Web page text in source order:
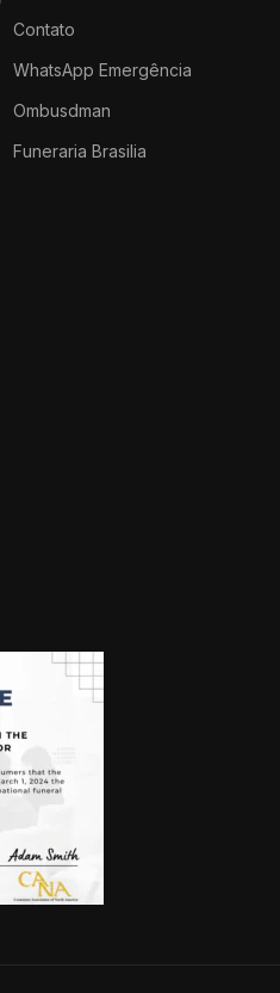
Contato
WhatsApp Emergência
Ombusdman
Funeraria Brasilia